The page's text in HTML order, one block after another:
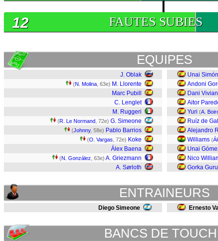
FAUTES SUBIES
12
EQUIPES
J. Oblak
(N. Molina , 63e) M. Llorente
Marc Pubill
C. Lenglet
M. Ruggeri
(R. Le Normand , 72e) G. Simeone
(Johnny, 58e) Pablo Barrios
(O. Vargas , 72e) Koke
Álex Baena
(N. González , 63e) A. Griezmann
A. Sørloth
Unai Simón
Andoni
Dani Vivian
Aitor
Yuri (A.
Ruíz de
Alejandro
Williams (
Unai
Nico
Gorka
ENTRAINEURS
Diego Simeone Ernesto
BANCS DE